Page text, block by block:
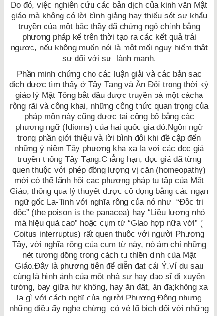
Do đó, việc nghiên cứu các bản dịch của kinh văn Mật
giáo mà không có lời bình giảng hay thiếu sót sự khẩu
truyền của một bậc thầy đã chứng ngộ chính bằng
phương pháp kể trên thời tạo ra các kết quả trái
ngược, nếu không muốn nói là một mối nguy hiểm thật
sự đối với sự lành mạnh.
Phần minh chứng cho các luận giải và các bản sao
dịch được tìm thấy ở Tây Tạng và Ấn Ðôï trong thời kỳ
giáo lý Mật Tông bắt đầu được truyền bá một cácha
rộng rãi và công khai, những công thức quan trọng của
pháp môn này cũng được tái công bố bằng các
phương ngữ (Idioms) của hai quốc gia đó.Ngôn ngữ
trong phần giới thiệu và lời bình đôi khi đề cập đến
những ý niệm Tây phương khá xa lạ với các đọc giả
truyền thống Tây Tạng.Chẳng hạn, đọc giả đã từng
quen thuộc với phép đồng lượng vị căn (homeopathy)
mới có thể lãnh hội các phương pháp tu tập của Mật
Giáo, thông qua lý thuyết được cô đọng bằng các ngạn
ngữ gốc La-Tinh với nghĩa rộng của nó như “Ðộc trị
độc” (the poison is the panacea) hay “Liều lượng nhỏ
mà hiệu quả cao” hoặc cụm từ “Giao hợp nữa vời” (
Coitus interruptus) rất quen thuộc với người Phương
Tây, với nghĩa rộng của cụm từ này, nó ám chỉ những
nét tương đồng trong cách tu thiền định của Mật
Giáo.Ðây là phương tiện để diễn đạt cái Ý.Ví dụ sau
cùng là hình ảnh của một nhà sư hay đạo sĩ đi xuyên
tường, bay giữa hư không, hay ăn đất, ăn đá;không xa
lạ gì với cách nghĩ của người Phương Ðông.nhưng
những điều ấy nghe chừng có vẻ lố bịch đối với những